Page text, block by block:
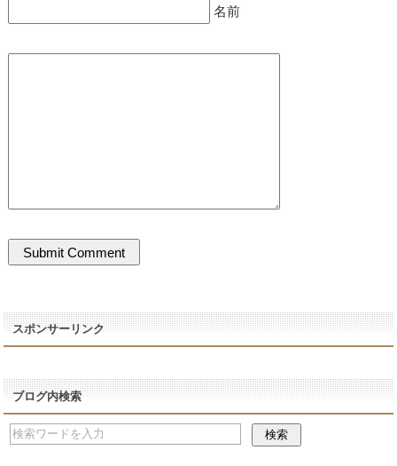
名前
スポンサーリンク
ブログ内検索